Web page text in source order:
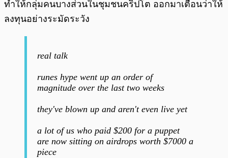
ทำให้กลุ่มคนบางส่วนในชุมชนคริปโต ออกมาเตือนว่าให้
ลงทุนอย่างระมัดระวัง
real talk
runes hype went up an order of
magnitude over the last two weeks
they've blown up and aren't even live yet
a lot of us who paid $200 for a puppet
are now sitting on airdrops worth $7000 a
piece